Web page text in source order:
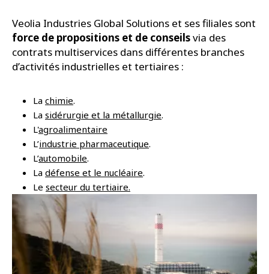
Veolia Industries Global Solutions et ses filiales sont
force de propositions et de conseilsvia des
contrats multiservices dans différentes branches
d’activités industrielles et tertiaires :
La chimie.
La sidérurgie et la métallurgie.
L'agroalimentaire
L’industrie pharmaceutique.
L’automobile.
La défense et le nucléaire.
Le secteur du tertiaire.